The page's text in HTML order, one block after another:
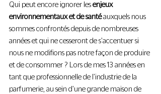
Qui peut encore ignorer les enjeux
environnementaux et de santé auxquels nous
sommes confrontés depuis de nombreuses
années et qui ne cesseront de s'accentuer si
nous ne modifions pas notre façon de produire
et de consommer ? Lors de mes 13 années en
tant que professionnelle de l'industrie de la
parfumerie, au sein d'une grande maison de